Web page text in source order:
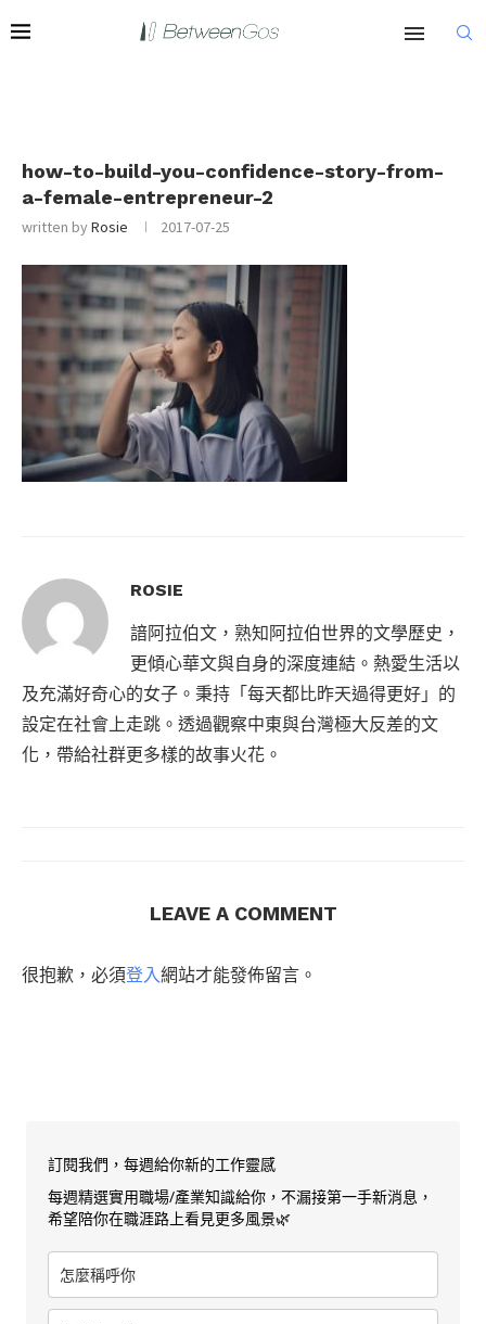
how-to-build-you-confidence-story-from-
a-female-entrepreneur-2
written byRosie 2017-07-25
ROSIE
諳阿拉伯文，熟知阿拉伯世界的文學歷史，
更傾心華文與自身的深度連結。熱愛生活以
及充滿好奇心的女子。秉持「每天都比昨天過得更好」的
設定在社會上走跳。透過觀察中東與台灣極大反差的文
化，帶給社群更多樣的故事火花。
LEAVE A COMMENT
很抱歉，必須登入網站才能發佈留言。
訂閱我們，每週給你新的工作靈感
每週精選實用職場/產業知識給你，不漏接第一手新消息，
希望陪你在職涯路上看見更多風景🌿